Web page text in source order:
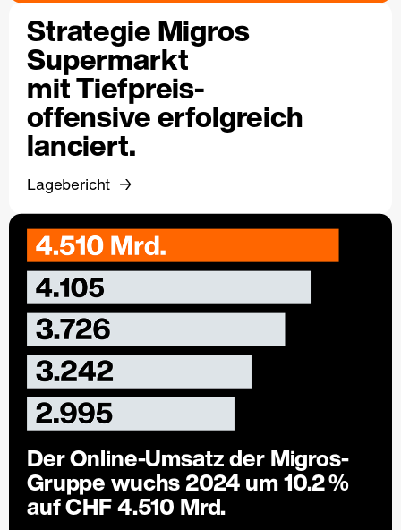
Strategie Migros
Supermarkt
mit Tiefpreis-
offensive erfolgreich
lanciert.
Lagebericht
Der Online-Umsatz der Migros-
Gruppe wuchs 2024 um 10.2 %
auf CHF 4.510 Mrd.